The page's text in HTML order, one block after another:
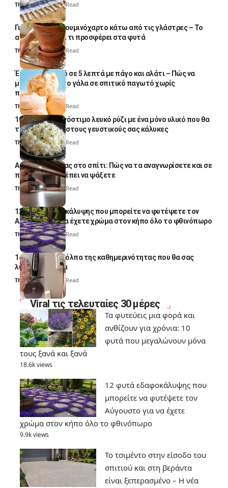
Thali Ombre5 Min Read
Γιατί βάζουν αλουμινόχαρτο κάτω από τις γλάστρες – Το
απλό κόλπο και τι προσφέρει στα φυτά
Thali Ombre4 Min Read
Έτοιμο παγωτό σε 5 λεπτά με πάγο και αλάτι – Πώς να
μετατρέψετε το γάλα σε σπιτικό παγωτό χωρίς
παγωτομηχανή
Thali Ombre 4 Min Read
10 φορές ποιο νόστιμο λευκό ρύζι με ένα μόνο υλικό που θα
το απογειώσει στους γευστικούς σας κάλυκες
Thali Ombre4 Min Read
Αυγά κατσαρίδας στο σπίτι: Πώς να τα αναγνωρίσετε και σε
ποια σημεία πρέπει να ψάξετε
Thali Ombre4 Min Read
12 φυτά εδαφοκάλυψης που μπορείτε να φυτέψετε τον
Αύγουστο για να έχετε χρώμα στον κήπο όλο το φθινόπωρο
Thali Ombre7 Min Read
14 πανέξυπνα κόλπα της καθημερινότητας που θα σας
λύσουν τα χέρια
Thali Ombre 6 Min Read
Viral τις τελευταίες 30 μέρες
Τα φυτεύεις μια φορά και
ανθίζουν για χρόνια: 10
φυτά που μεγαλώνουν μόνα
τους ξανά και ξανά
18.6k views
12 φυτά εδαφοκάλυψης που
μπορείτε να φυτέψετε τον
Αύγουστο για να έχετε
χρώμα στον κήπο όλο το φθινόπωρο
9.9k views
Το τσιμέντο στην είσοδο του
σπιτιού και στη βεράντα
είναι ξεπερασμένο – Η νέα